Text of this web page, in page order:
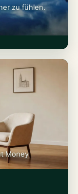
zu fühlen.
Money